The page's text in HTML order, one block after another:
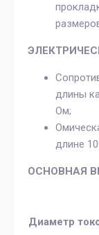
длины
Ом;
длине
ОСНОВНАЯ
Диаметр